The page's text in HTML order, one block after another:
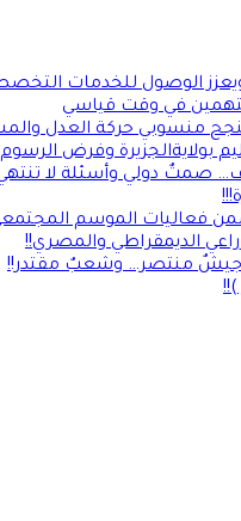
ويعزز الوصول للخدمات
في وقت قياسي
منسوبي حركة العدل
بولايةالجزيرة وفرض
صمتٌ دولي وأسئلة لا
فعاليات الموسم
جيشٌ منتصر… وشعبٌ مقتدر!!